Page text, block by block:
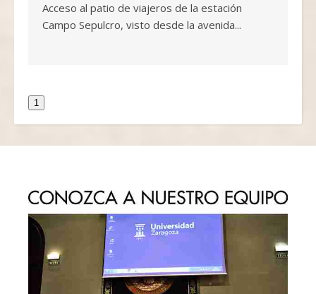
Acceso al patio de viajeros de la estación
Campo Sepulcro, visto desde la avenida...
1